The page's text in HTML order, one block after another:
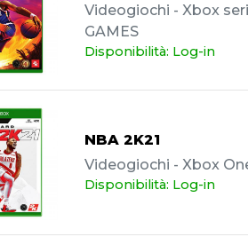
Videogiochi - Xbox
GAMES
Disponibilità: Log-in
NBA 2K21
Videogiochi - Xbox
Disponibilità: Log-in